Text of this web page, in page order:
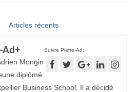
Articles récents
Suivre Pierre-Ad:
Ad+
Mongin
diplômé
Business School. Il a décidé